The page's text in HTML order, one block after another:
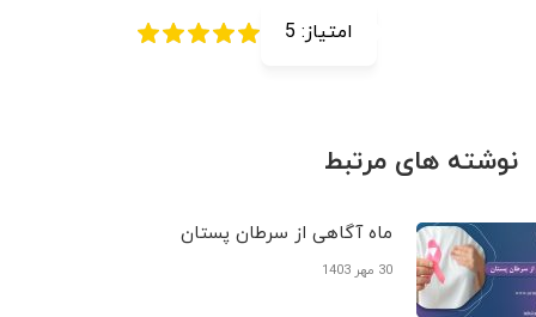
امتیاز: 5
نوشته های مرتبط
ماه آگاهی از سرطان پستان
30 مهر 1403